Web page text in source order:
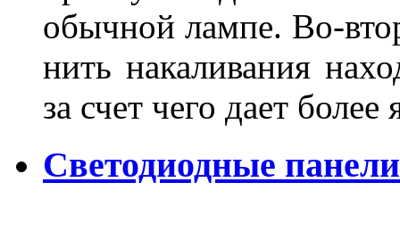
обычной лампе. Во-
нить накаливания
за счет чего дает
Светодиодные